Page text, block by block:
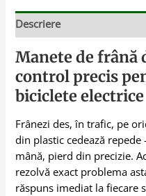
Descriere
Manete de
control precis
biciclete electrice
Frânezi des, în trafic, pe
din plastic cedează
mână, pierd din precizie.
rezolvă exact problema
răspuns imediat la fiecare